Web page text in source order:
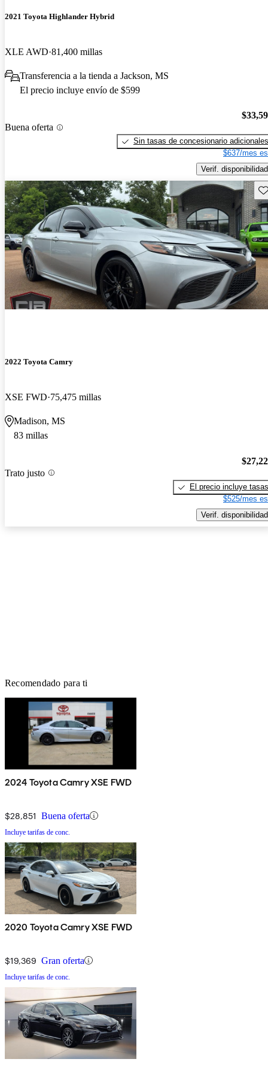
2021 Toyota Highlander Hybrid
XLE AWD 81,400 millas
Transferencia a la tienda a Jackson, MS
El precio incluye envío de $599
Buena oferta
Sin tasas de concesionario adicionales
$637/mes
Verif. disponibilidad
2022 Toyota Camry
XSE FWD 75,475 millas
Madison, MS
83 millas
Trato justo
El precio incluye tasas
$525/mes
Verif. disponibilidad
Recomendado para ti
2024 Toyota Camry XSE FWD
$28,851 Buena oferta
Incluye tarifas de conc.
2020 Toyota Camry XSE FWD
$19,369 Gran oferta
Incluye tarifas de conc.